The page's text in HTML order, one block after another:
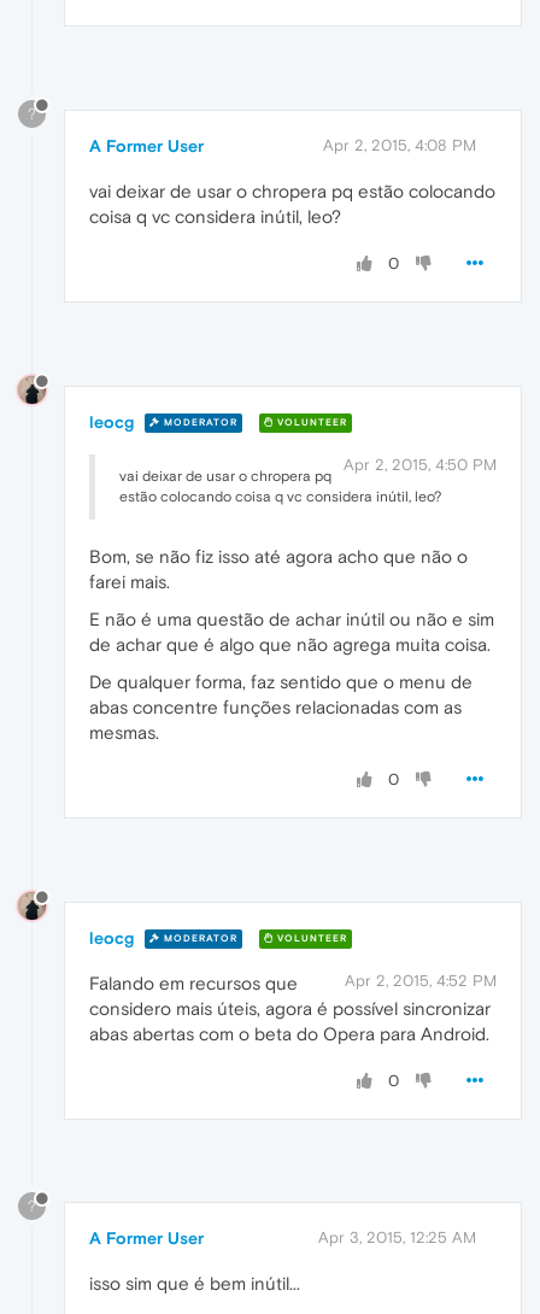
?
A Former User Apr 2, 2015, 4:08 PM
vai deixar de usar o chropera pq estão colocando
coisa q vc considera inútil, leo?
0
leocg MODERATOR VOLUNTEER
Apr 2, 2015, 4:50 PM
vai deixar de usar o chropera pq
estão colocando coisa q vc considera inútil, leo?
Bom, se não fiz isso até agora acho que não o
farei mais.
E não é uma questão de achar inútil ou não e sim
de achar que é algo que não agrega muita coisa.
De qualquer forma, faz sentido que o menu de
abas concentre funções relacionadas com as
mesmas.
0
leocg MODERATOR VOLUNTEER
Apr 2, 2015, 4:52 PM
Falando em recursos que
considero mais úteis, agora é possível sincronizar
abas abertas com o beta do Opera para Android.
0
?
A Former User Apr 3, 2015, 12:25 AM
isso sim que é bem inútil...